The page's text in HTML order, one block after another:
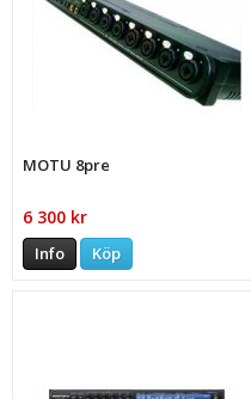
MOTU 8pre
6 300 kr
Info Köp